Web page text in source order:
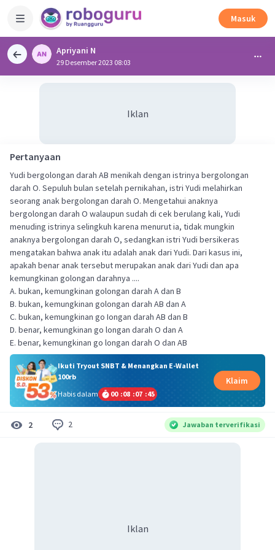
Masuk
Apriyani N
29 Desember 2023 08:03
Iklan
Pertanyaan
Yudi bergolongan darah AB menikah dengan istrinya bergolongan
darah O. Sepuluh bulan setelah pernikahan, istri Yudi melahirkan
seorang anak bergolongan darah O. Mengetahui anaknya
bergolongan darah O walaupun sudah di cek berulang kali, Yudi
menuding istrinya selingkuh karena menurut ia, tidak mungkin
anaknya bergolongan darah O, sedangkan istri Yudi bersikeras
mengatakan bahwa anak itu adalah anak dari Yudi. Dari kasus ini,
apakah benar anak tersebut merupakan anak dari Yudi dan apa
kemungkinan golongan darahnya ....
A. bukan, kemungkinan golongan darah A dan B
B. bukan, kemungkinan golongan darah AB dan A
C. bukan, kemungkinan go Iongan darah AB dan B
D. benar, kemungkinan go longan darah O dan A
E. benar, kemungkinan go longan darah O dan AB
Ikuti Tryout SNBT & Menangkan E-Wallet
100rb
Habis dalam
00 :08 :07 :45
Klaim
2 2 Jawaban terverifikasi
Iklan